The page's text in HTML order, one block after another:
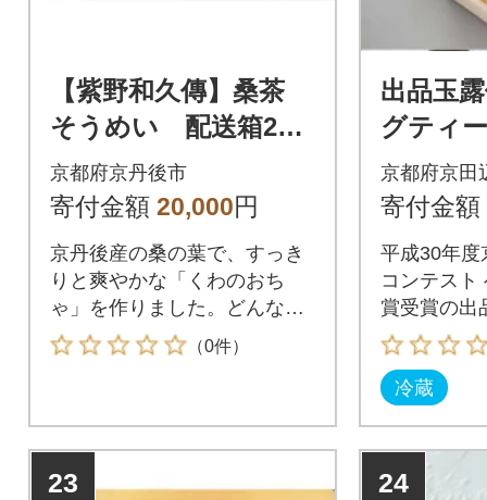
【紫野和久傳】桑茶
そうめい 配送箱24
本入
京都府京丹後市
寄付金額 20,000円
京丹後産の桑の葉で、すっき
りと爽やかな「くわのおち
ゃ」を作りました。どんなお
食事ともよく合います。
（0件）
出品玉
グティ
京都府京田
寄付金額
平成30年度
コンテスト
賞受賞の出
ティー
冷蔵
23 24